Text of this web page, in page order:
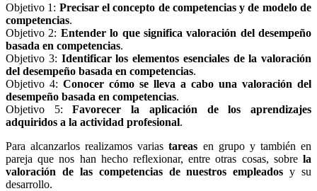
Objetivo 1: Precisar el concepto de competencias y de modelo de
competencias.
Objetivo 2: Entender lo que significa valoración del desempeño
basada en competencias.
Objetivo 3: Identificar los elementos esenciales de la valoración
del desempeño basada en competencias.
Objetivo 4: Conocer cómo se lleva a cabo una valoración del
desempeño basada en competencias.
Objetivo 5:Favorecer la aplicación de los aprendizajes
adquiridos a la actividad profesional.
Para alcanzarlos realizamos variastareas en grupo y también en
pareja que nos han hecho reflexionar, entre otras cosas, sobre la
valoración de las competencias de nuestros empleados y su
desarrollo.